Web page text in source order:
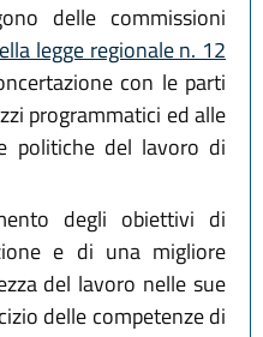
delle commissioni
legge regionale n. 12
con le parti
programmatici ed alle
politiche del lavoro di
degli obiettivi di
e di una migliore
del lavoro nelle sue
delle competenze di